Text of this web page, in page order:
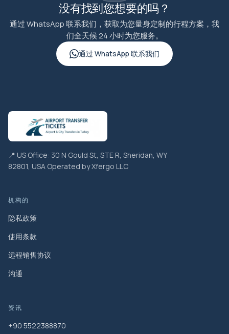
没有找到您想要的吗？
通过 WhatsApp 联系我们，获取为您量身定制的行程方案，我
们全天候 24 小时为您服务。
通过 WhatsApp 联系我们
📍 US Office: 30 N Gould St, STE R, Sheridan, WY
82801, USA Operated by Xfergo LLC
机构的
隐私政策
使用条款
远程销售协议
沟通
资讯
+90 5522388870